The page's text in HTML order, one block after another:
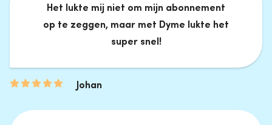
Het lukte mij niet om mijn abonnement
op te zeggen, maar met Dyme lukte het
super snel!
Johan